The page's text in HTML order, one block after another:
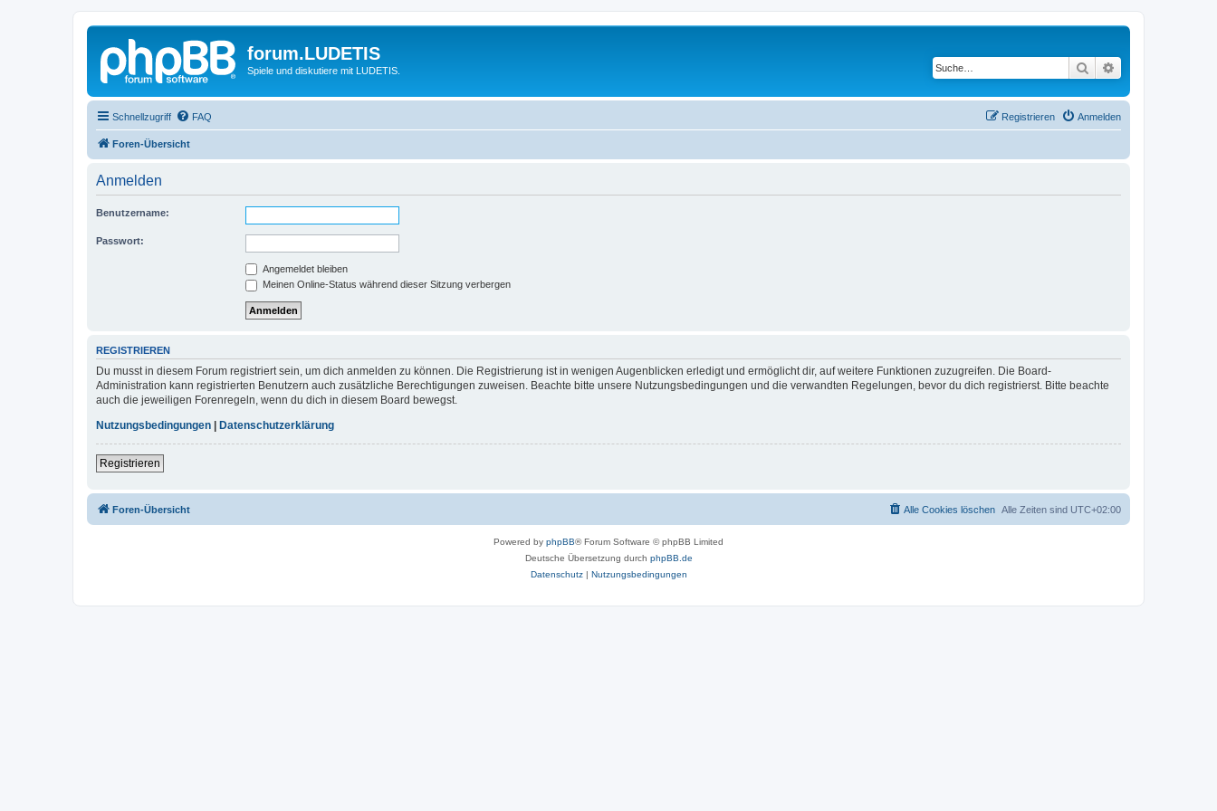
forum.LUDETIS
Spiele und diskutiere mit LUDETIS. Suche
Schnellzugriff FAQ Anmelden
Registrieren
Foren-Übersicht
Anmelden
Benutzername:
Passwort:
Angemeldet bleiben
Meinen Online-Status während dieser Sitzung verbergen
REGISTRIEREN
Du musst in diesem Forum registriert sein, um dich anmelden zu können. Die Registrierung ist in wenigen Augenblicken erledigt und ermöglicht dir, auf weitere Funktionen zuzugreifen. Die Board-
Administration kann registrierten Benutzern auch zusätzliche Berechtigungen zuweisen. Beachte bitte unsere Nutzungsbedingungen und die verwandten Regelungen, bevor du dich registrierst. Bitte beachte
auch die jeweiligen Forenregeln, wenn du dich in diesem Board bewegst.
Nutzungsbedingungen
Datenschutzerklärung
Registrieren
Foren-Übersicht Alle Zeiten sind UTC+02:00
Alle Cookies löschen
Powered by phpBB® Forum Software © phpBB Limited
Deutsche Übersetzung durch phpBB.de
Datenschutz| Nutzungsbedingungen